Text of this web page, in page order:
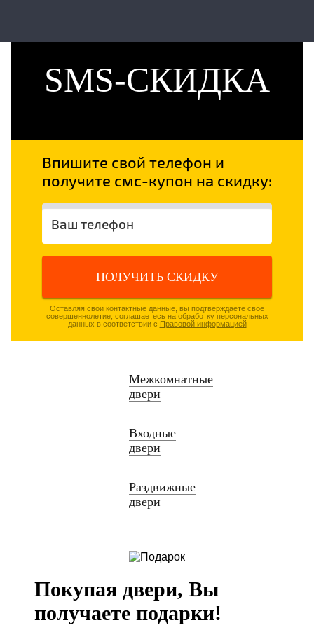
SMS-СКИДКА
Впишите свой телефон и
получите смс-купон на скидку:
ПОЛУЧИТЬ СКИДКУ
Оставляя свои контактные данные, вы подтверждаете свое
совершеннолетие, соглашаетесь на обработку персональных
данных в соответствии с Правовой информацией
Межкомнатные
двери
Входные
двери
Раздвижные
двери
Покупая двери, Вы
получаете подарки!